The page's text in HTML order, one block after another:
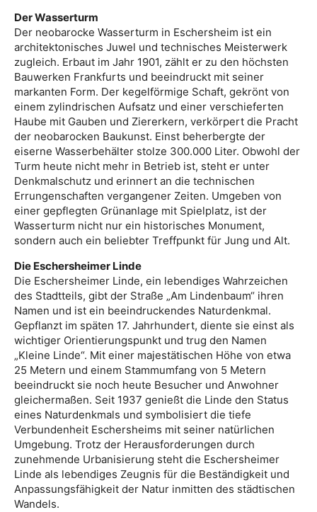
Der Wasserturm
Der neobarocke Wasserturm in Eschersheim ist ein
architektonisches Juwel und technisches Meisterwerk
zugleich. Erbaut im Jahr 1901, zählt er zu den höchsten
Bauwerken Frankfurts und beeindruckt mit seiner
markanten Form. Der kegelförmige Schaft, gekrönt von
einem zylindrischen Aufsatz und einer verschieferten
Haube mit Gauben und Ziererkern, verkörpert die Pracht
der neobarocken Baukunst. Einst beherbergte der
eiserne Wasserbehälter stolze 300.000 Liter. Obwohl der
Turm heute nicht mehr in Betrieb ist, steht er unter
Denkmalschutz und erinnert an die technischen
Errungenschaften vergangener Zeiten. Umgeben von
einer gepflegten Grünanlage mit Spielplatz, ist der
Wasserturm nicht nur ein historisches Monument,
sondern auch ein beliebter Treffpunkt für Jung und Alt.
Die Eschersheimer Linde
Die Eschersheimer Linde, ein lebendiges Wahrzeichen
des Stadtteils, gibt der Straße „Am Lindenbaum“ ihren
Namen und ist ein beeindruckendes Naturdenkmal.
Gepflanzt im späten 17. Jahrhundert, diente sie einst als
wichtiger Orientierungspunkt und trug den Namen
„Kleine Linde“. Mit einer majestätischen Höhe von etwa
25 Metern und einem Stammumfang von 5 Metern
beeindruckt sie noch heute Besucher und Anwohner
gleichermaßen. Seit 1937 genießt die Linde den Status
eines Naturdenkmals und symbolisiert die tiefe
Verbundenheit Eschersheims mit seiner natürlichen
Umgebung. Trotz der Herausforderungen durch
zunehmende Urbanisierung steht die Eschersheimer
Linde als lebendiges Zeugnis für die Beständigkeit und
Anpassungsfähigkeit der Natur inmitten des städtischen
Wandels.